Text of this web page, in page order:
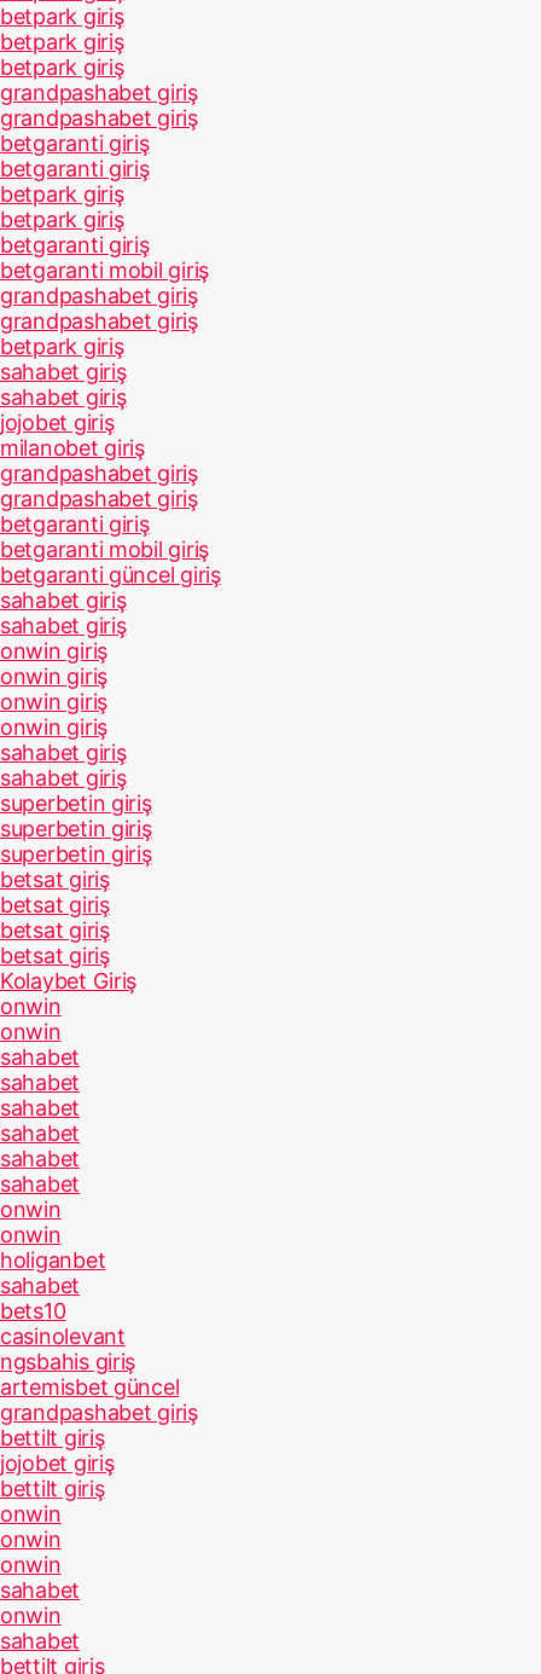
betpark giriş
betpark giriş
betpark giriş
grandpashabet giriş
grandpashabet giriş
betgaranti giriş
betgaranti giriş
betpark giriş
betpark giriş
betgaranti giriş
betgaranti mobil giriş
grandpashabet giriş
grandpashabet giriş
betpark giriş
sahabet giriş
sahabet giriş
jojobet giriş
milanobet giriş
grandpashabet giriş
grandpashabet giriş
betgaranti giriş
betgaranti mobil giriş
betgaranti güncel giriş
sahabet giriş
sahabet giriş
onwin giriş
onwin giriş
onwin giriş
onwin giriş
sahabet giriş
sahabet giriş
superbetin giriş
superbetin giriş
superbetin giriş
betsat giriş
betsat giriş
betsat giriş
betsat giriş
Kolaybet Giriş
onwin
onwin
sahabet
sahabet
sahabet
sahabet
sahabet
sahabet
onwin
onwin
holiganbet
sahabet
bets10
casinolevant
ngsbahis giriş
artemisbet güncel
grandpashabet giriş
bettilt giriş
jojobet giriş
bettilt giriş
onwin
onwin
onwin
sahabet
onwin
sahabet
bettilt giriş